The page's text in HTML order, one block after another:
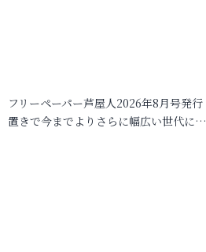
フリーペーパー芦屋人2026年8月号発
置きで今までよりさらに幅広い世代に…